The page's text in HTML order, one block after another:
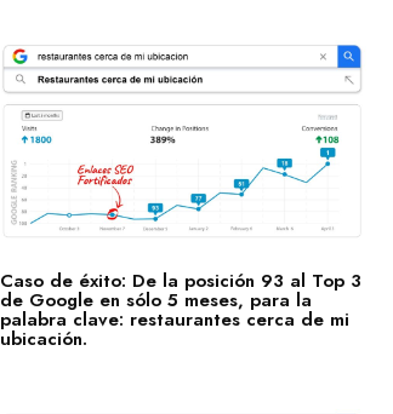
Caso de éxito: De la posición 93 al Top 3
de Google en sólo 5 meses, para la
palabra clave: restaurantes cerca de mi
ubicación.